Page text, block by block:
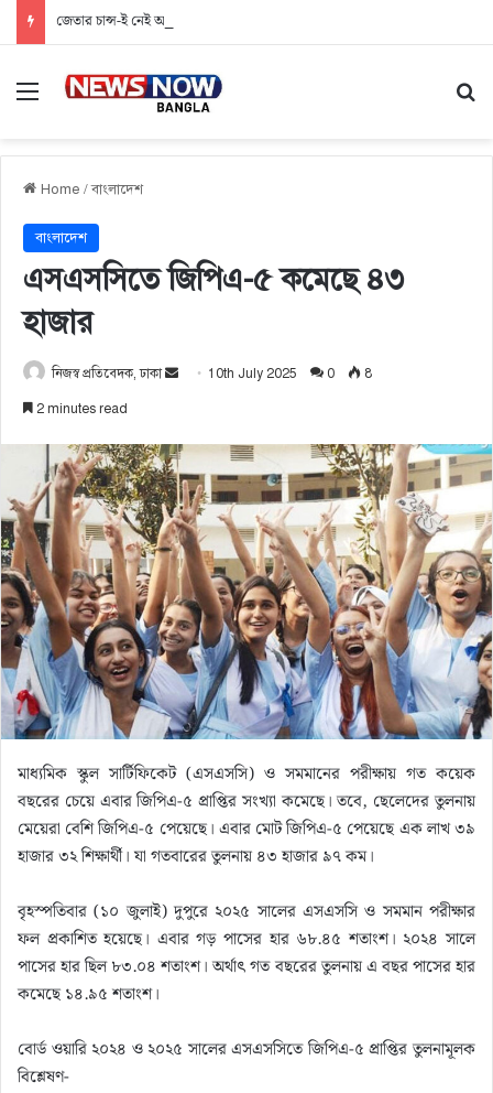
জেতার চান্স-ই নেই অনলাইন জুয়ায়, ফাঁদে নিঃস্ব তরুণ প্রজন্ম
Menu
Home /বাংলাদেশ
বাংলাদেশ
এসএসসিতে জিপিএ-৫ কমেছে ৪৩
হাজার
নিজস্ব প্রতিবেদক, ঢাকা
d
a
n
e
m
i
l
10th July 2025 0 8
2 minutes read
মাধ্যমিক স্কুল সার্টিফিকেট (এসএসসি) ও সমমানের পরীক্ষায় গত কয়েক
বছরের চেয়ে এবার জিপিএ-৫ প্রাপ্তির সংখ্যা কমেছে। তবে, ছেলেদের তুলনায়
মেয়েরা বেশি জিপিএ-৫ পেয়েছে। এবার মোট জিপিএ-৫ পেয়েছে এক লাখ ৩৯
হাজার ৩২ শিক্ষার্থী। যা গতবারের তুলনায় ৪৩ হাজার ৯৭ কম।
বৃহস্পতিবার (১০ জুলাই) দুপুরে ২০২৫ সালের এসএসসি ও সমমান পরীক্ষার
ফল প্রকাশিত হয়েছে। এবার গড় পাসের হার ৬৮.৪৫ শতাংশ। ২০২৪ সালে
পাসের হার ছিল ৮৩.০৪ শতাংশ। অর্থাৎ গত বছরের তুলনায় এ বছর পাসের হার
কমেছে ১৪.৯৫ শতাংশ।
বোর্ড ওয়ারি ২০২৪ ও ২০২৫ সালের এসএসসিতে জিপিএ-৫ প্রাপ্তির তুলনামূলক
বিশ্লেষণ-